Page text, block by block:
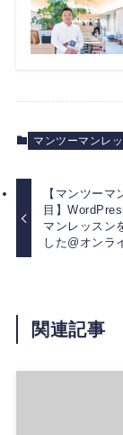
マンツーマンレ
【マンツーマ
目】
マンレッスン
した@オンラ
関連記事